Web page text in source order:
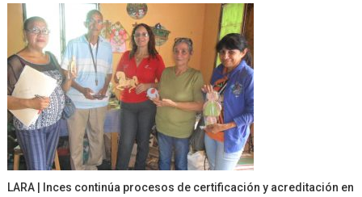
LARA | Inces continúa procesos de certificación y acreditación en